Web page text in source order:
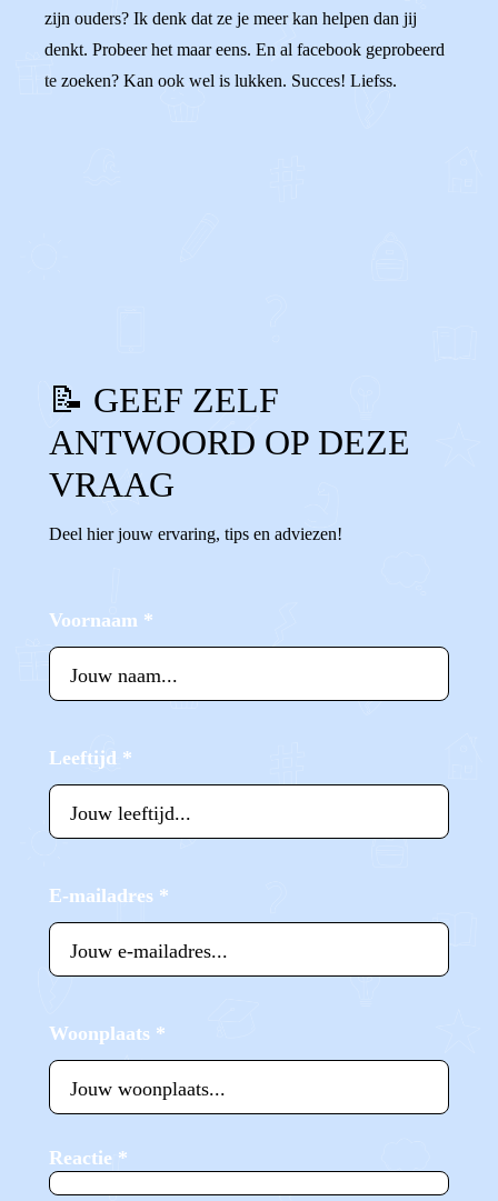
zijn ouders? Ik denk dat ze je meer kan helpen dan jij
denkt. Probeer het maar eens. En al facebook geprobeerd
te zoeken? Kan ook wel is lukken. Succes! Liefss.
📝 GEEF ZELF
ANTWOORD OP DEZE
VRAAG
Deel hier jouw ervaring, tips en adviezen!
Voornaam *
Leeftijd *
E-mailadres *
Woonplaats *
Reactie *